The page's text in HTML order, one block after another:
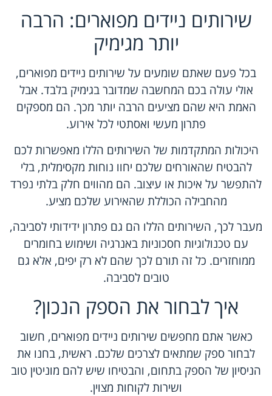
שירותים ניידים מפוארים: הרבה
יותר מגימיק
בכל פעם שאתם שומעים על שירותים ניידים מפוארים,
אולי עולה בכם המחשבה שמדובר בגימיק בלבד. אבל
האמת היא שהם מציעים הרבה יותר מכך. הם מספקים
פתרון מעשי ואסתטי לכל אירוע.
היכולות המתקדמות של השירותים הללו מאפשרות לכם
להבטיח שהאורחים שלכם יחוו נוחות מקסימלית, בלי
להתפשר על איכות או עיצוב. הם מהווים חלק בלתי נפרד
מהחבילה הכוללת שהאירוע שלכם מציע.
מעבר לכך, השירותים הללו הם גם פתרון ידידותי לסביבה,
עם טכנולוגיות חסכוניות באנרגיה ושימוש בחומרים
ממוחזרים. כל זה תורם לכך שהם לא רק יפים, אלא גם
טובים לסביבה.
איך לבחור את הספק הנכון?
כאשר אתם מחפשים שירותים ניידים מפוארים, חשוב
לבחור ספק שמתאים לצרכים שלכם. ראשית, בחנו את
הניסיון של הספק בתחום, והבטיחו שיש להם מוניטין טוב
ושירות לקוחות מצוין.